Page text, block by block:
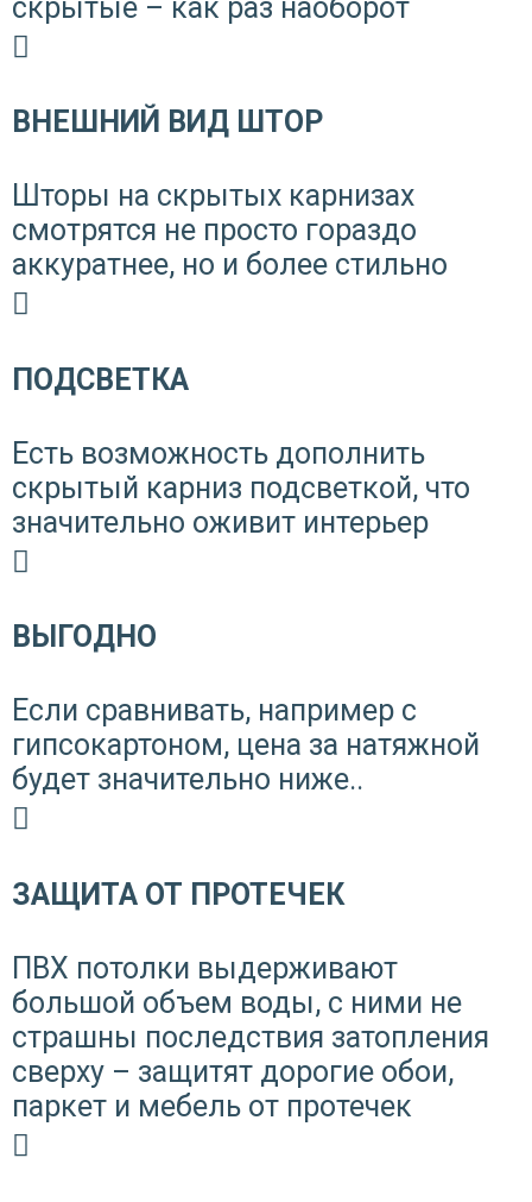
скрытые – как раз наоборот
ВНЕШНИЙ ВИД ШТОР
Шторы на скрытых карнизах
смотрятся не просто гораздо
аккуратнее, но и более стильно
ПОДСВЕТКА
Есть возможность дополнить
скрытый карниз подсветкой, что
значительно оживит интерьер
ВЫГОДНО
Если сравнивать, например с
гипсокартоном, цена за натяжной
будет значительно ниже..
ЗАЩИТА ОТ ПРОТЕЧЕК
ПВХ потолки выдерживают
большой объем воды, с ними не
страшны последствия затопления
сверху – защитят дорогие обои,
паркет и мебель от протечек